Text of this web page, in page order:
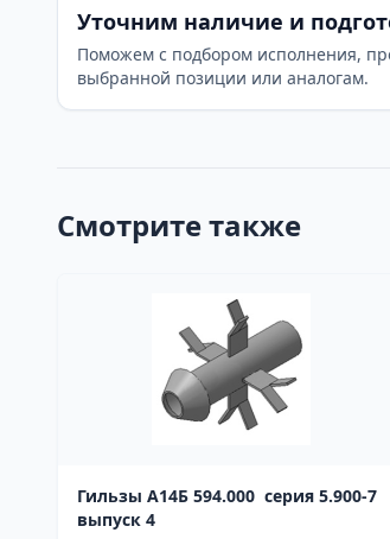
Уточним наличие и
Поможем с подбором исполнения,
выбранной позиции или аналогам.
Смотрите также
Гильзы А14Б 594.000 серия 5.900-7
выпуск 4